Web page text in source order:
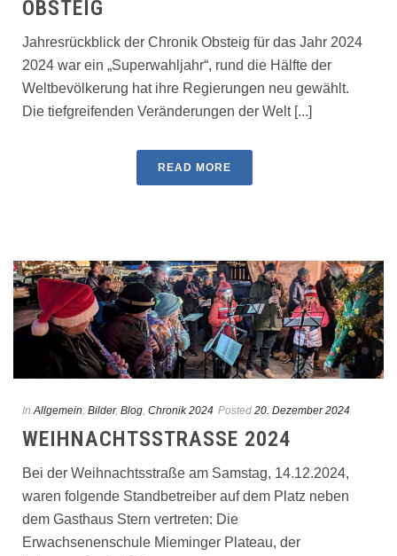
OBSTEIG
Jahresrückblick der Chronik Obsteig für das Jahr 2024
2024 war ein „Superwahljahr“, rund die Hälfte der
Weltbevölkerung hat ihre Regierungen neu gewählt.
Die tiefgreifenden Veränderungen der Welt [...]
READ MORE
In Allgemein Bilder, Blog Chronik 2024 Posted 20. Dezember 2024
WEIHNACHTSSTRASSE 2024
Bei der Weihnachtsstraße am Samstag, 14.12.2024,
waren folgende Standbetreiber auf dem Platz neben
dem Gasthaus Stern vertreten: Die
Erwachsenenschule Mieminger Plateau, der